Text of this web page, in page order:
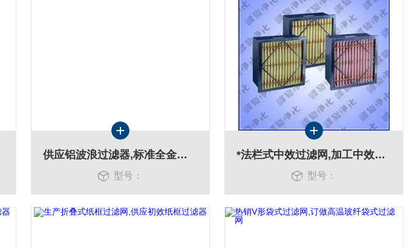
供应铝波浪过滤器,标准全金属空气过滤器
型号：
*法栏式中效过滤网,加工中效箱式过滤网
型号：